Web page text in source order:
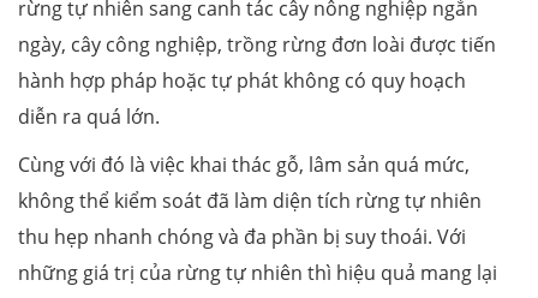
rừng tự nhiên sang canh tác cây nông nghiệp ngắn
ngày, cây công nghiệp, trồng rừng đơn loài được tiến
hành hợp pháp hoặc tự phát không có quy hoạch
diễn ra quá lớn.
Cùng với đó là việc khai thác gỗ, lâm sản quá mức,
không thể kiểm soát đã làm diện tích rừng tự nhiên
thu hẹp nhanh chóng và đa phần bị suy thoái. Với
những giá trị của rừng tự nhiên thì hiệu quả mang lại